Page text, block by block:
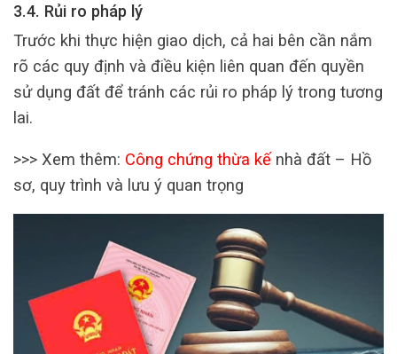
3.4. Rủi ro pháp lý
Trước khi thực hiện giao dịch, cả hai bên cần nắm
rõ các quy định và điều kiện liên quan đến quyền
sử dụng đất để tránh các rủi ro pháp lý trong tương
lai.
>>> Xem thêm: Công chứng thừa kế nhà đất – Hồ
sơ, quy trình và lưu ý quan trọng